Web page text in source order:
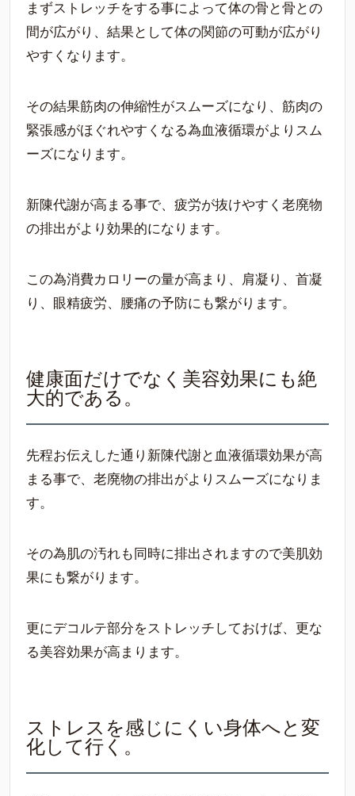
まずストレッチをする事によって体の骨と骨との
間が広がり、結果として体の関節の可動が広がり
やすくなります。
その結果筋肉の伸縮性がスムーズになり、筋肉の
緊張感がほぐれやすくなる為血液循環がよりスム
ーズになります。
新陳代謝が高まる事で、疲労が抜けやすく老廃物
の排出がより効果的になります。
この為消費カロリーの量が高まり、肩凝り、首凝
り、眼精疲労、腰痛の予防にも繋がります。
健康面だけでなく美容効果にも絶
大的である。
先程お伝えした通り新陳代謝と血液循環効果が高
まる事で、老廃物の排出がよりスムーズになりま
す。
その為肌の汚れも同時に排出されますので美肌効
果にも繋がります。
更にデコルテ部分をストレッチしておけば、更な
る美容効果が高まります。
ストレスを感じにくい身体へと変
化して行く。